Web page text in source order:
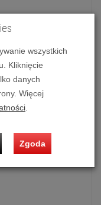
zest.
zł/ zest.
do koszyka
wszystkich
Kliknięcie
danych
Więcej
.
Zgoda